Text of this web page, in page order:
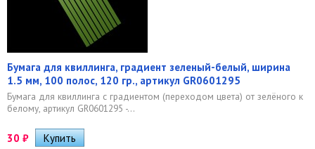
Бумага для квиллинга, градиент зеленый-белый, ширина
1.5 мм, 100 полос, 120 гр., артикул GR0601295
Бумага для квиллинга с градиентом (переходом цвета) от зелёного к
белому, артикул GR0601295 -...
30 ₽